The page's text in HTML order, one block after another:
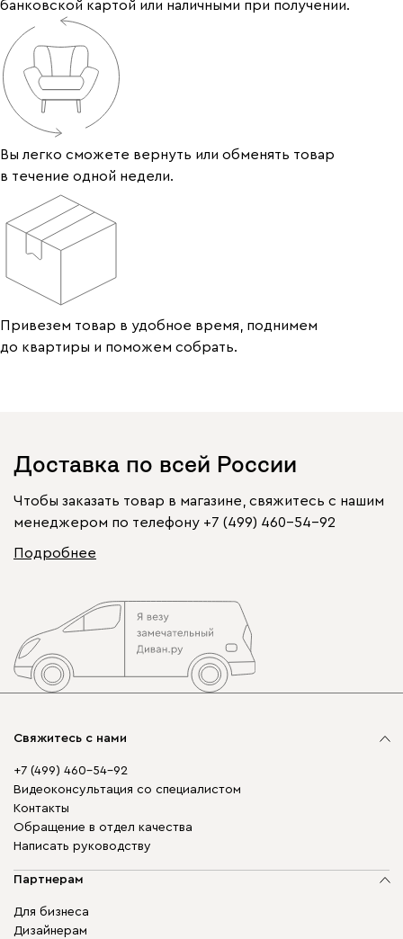
банковской картой или наличными при получении.
Вы легко сможете вернуть или обменять товар
в течение одной недели.
Привезем товар в удобное время, поднимем
до квартиры и поможем собрать.
Доставка по всей России
Чтобы заказать товар в магазине, свяжитесь с нашим
менеджером по телефону +7 (499) 460-54-92
Подробнее
Свяжитесь с нами
+7 (499) 460-54-92
Видеоконсультация со специалистом
Контакты
Обращение в отдел качества
Написать руководству
Партнерам
Для бизнеса
Дизайнерам